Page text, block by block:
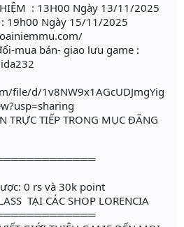
: 13H00 Ngày 13/11/2025
: 19h00 Ngày 15/11/2025
mua bán- giao lưu game :
file/d/1v8NW9x1AGcUDJmgYig
TRỰC TIẾP TRONG MỤC ĐĂNG
0 rs và 30k point
TẠI CÁC SHOP LORENCIA